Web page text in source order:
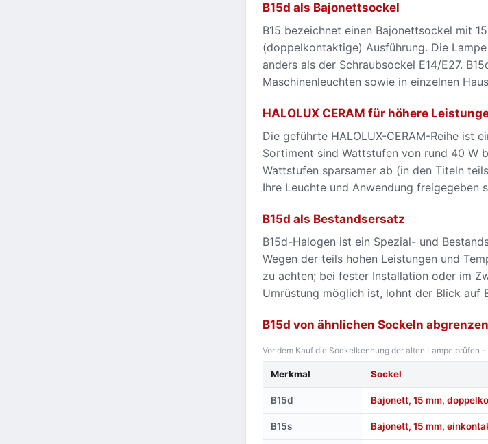
B15d als Bajonettsockel
B15 bezeichnet einen Bajonettsockel mit
(doppelkontaktige) Ausführung. Die
anders als der Schraubsockel E14/E27.
Maschinenleuchten sowie in einzelnen
HALOLUX CERAM für höhere
Die geführte HALOLUX-CERAM-Reihe ist
Sortiment sind Wattstufen von rund 40 W
Wattstufen sparsamer ab (in den Titeln
Ihre Leuchte und Anwendung freigegeben
B15d als Bestandsersatz
B15d-Halogen ist ein Spezial- und
Wegen der teils hohen Leistungen und
zu achten; bei fester Installation oder im
Umrüstung möglich ist, lohnt der Blick auf
B15d von ähnlichen Sockeln abgrenzen
Vor dem Kauf die Sockelkennung der alten Lampe prüfen
Merkmal Sockel
B15d Bajonett, 15 mm,
B15s Bajonett, 15 mm,